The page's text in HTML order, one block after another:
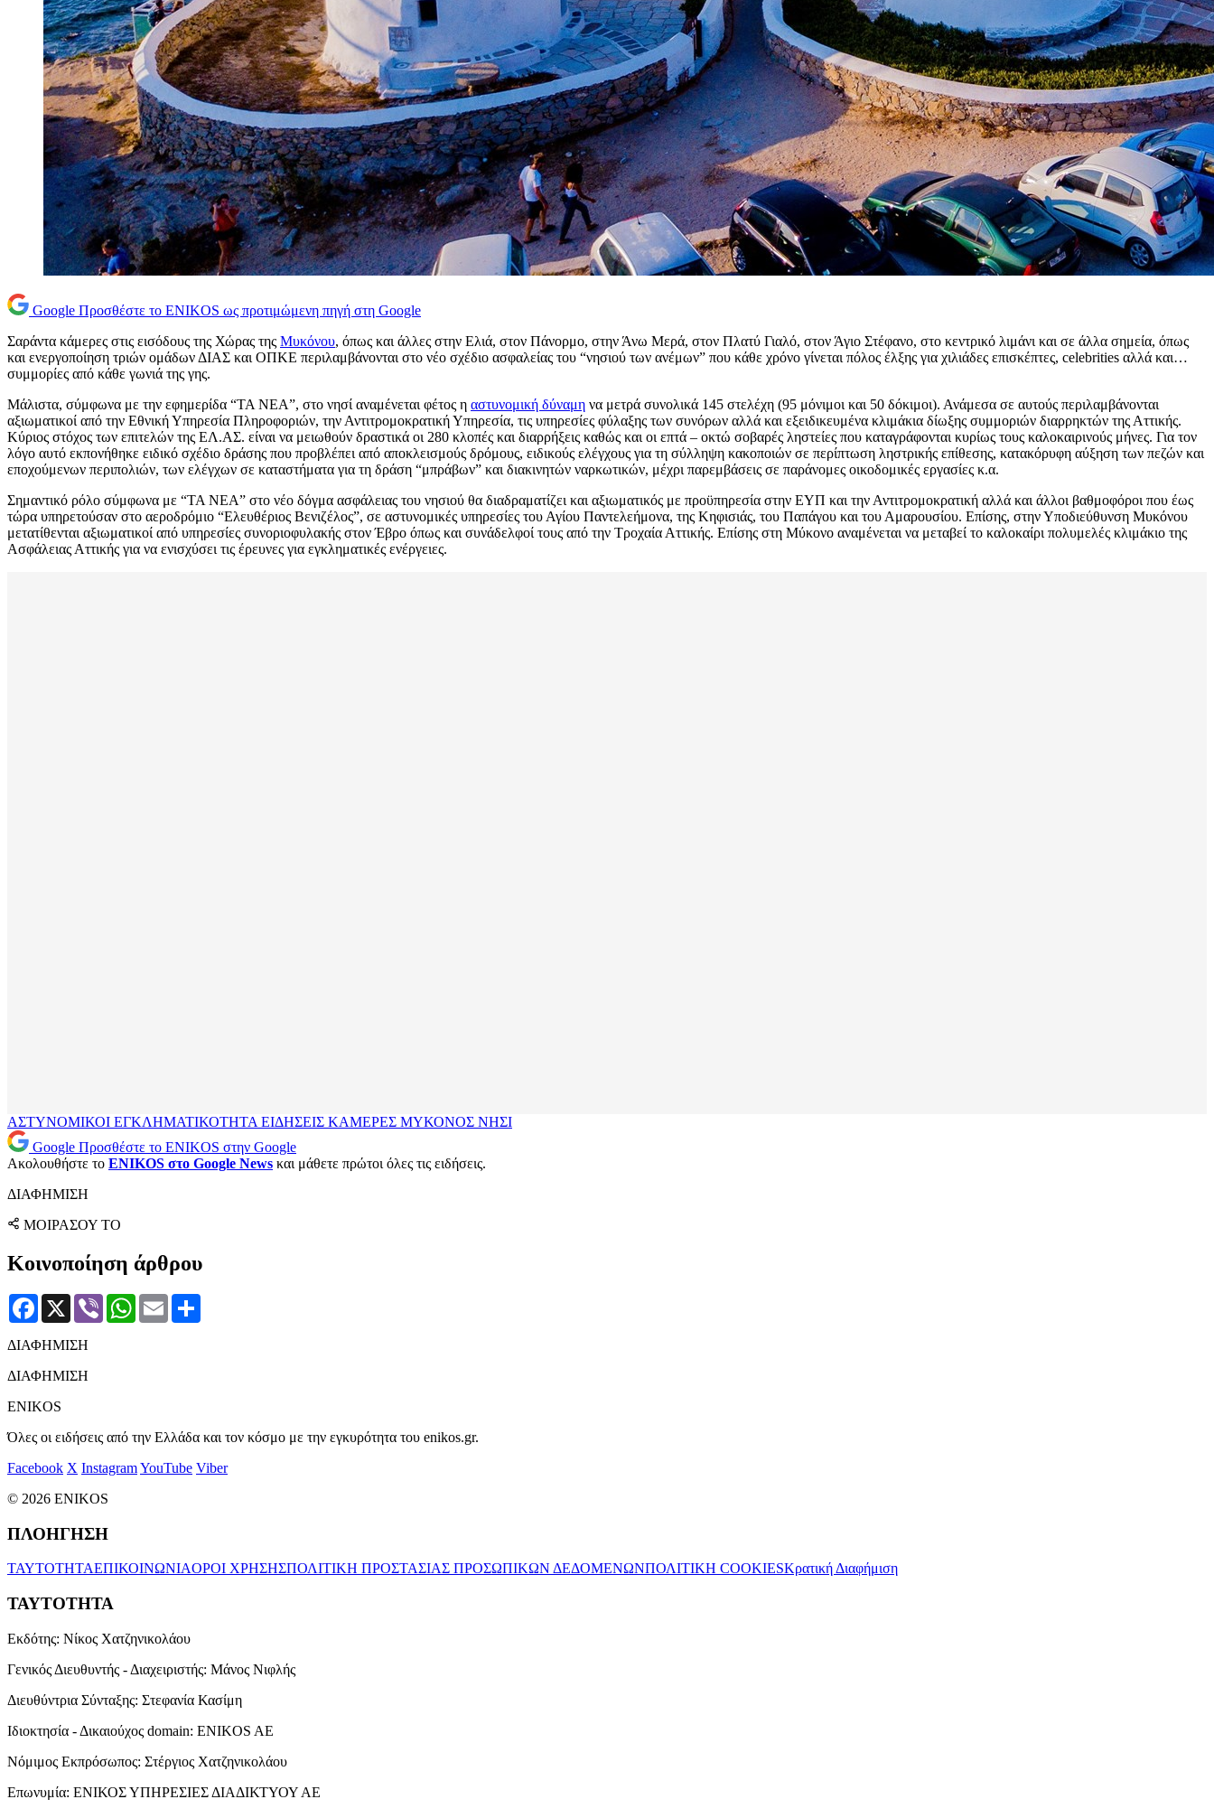
Google Προσθέστε το ENIKOS ως προτιμώμενη πηγή στη Google
Σαράντα κάμερες στις εισόδους της Χώρας της Μυκόνου, όπως και άλλες στην Ελιά, στον Πάνορμο, στην Άνω Μερά, στον Πλατύ Γιαλό, στον Άγιο Στέφανο, στο κεντρικό λιμάνι και σε άλλα σημεία, όπως
και ενεργοποίηση τριών ομάδων ΔΙΑΣ και ΟΠΚΕ περιλαμβάνονται στο νέο σχέδιο ασφαλείας του “νησιού των ανέμων” που κάθε χρόνο γίνεται πόλος έλξης για χιλιάδες επισκέπτες, celebrities αλλά και…
συμμορίες από κάθε γωνιά της γης.
Μάλιστα, σύμφωνα με την εφημερίδα “ΤΑ ΝΕΑ”, στο νησί αναμένεται φέτος η αστυνομική δύναμη να μετρά συνολικά 145 στελέχη (95 μόνιμοι και 50 δόκιμοι). Ανάμεσα σε αυτούς περιλαμβάνονται
αξιωματικοί από την Εθνική Υπηρεσία Πληροφοριών, την Αντιτρομοκρατική Υπηρεσία, τις υπηρεσίες φύλαξης των συνόρων αλλά και εξειδικευμένα κλιμάκια δίωξης συμμοριών διαρρηκτών της Αττικής.
Κύριος στόχος των επιτελών της ΕΛ.ΑΣ. είναι να μειωθούν δραστικά οι 280 κλοπές και διαρρήξεις καθώς και οι επτά – οκτώ σοβαρές ληστείες που καταγράφονται κυρίως τους καλοκαιρινούς μήνες. Για τον
λόγο αυτό εκπονήθηκε ειδικό σχέδιο δράσης που προβλέπει από αποκλεισμούς δρόμους, ειδικούς ελέγχους για τη σύλληψη κακοποιών σε περίπτωση ληστρικής επίθεσης, κατακόρυφη αύξηση των πεζών και
εποχούμενων περιπολιών, των ελέγχων σε καταστήματα για τη δράση “μπράβων” και διακινητών ναρκωτικών, μέχρι παρεμβάσεις σε παράνομες οικοδομικές εργασίες κ.α.
Σημαντικό ρόλο σύμφωνα με “ΤΑ ΝΕΑ” στο νέο δόγμα ασφάλειας του νησιού θα διαδραματίζει και αξιωματικός με προϋπηρεσία στην ΕΥΠ και την Αντιτρομοκρατική αλλά και άλλοι βαθμοφόροι που έως
τώρα υπηρετούσαν στο αεροδρόμιο “Ελευθέριος Βενιζέλος”, σε αστυνομικές υπηρεσίες του Αγίου Παντελεήμονα, της Κηφισιάς, του Παπάγου και του Αμαρουσίου. Επίσης, στην Υποδιεύθυνση Μυκόνου
μετατίθενται αξιωματικοί από υπηρεσίες συνοριοφυλακής στον Έβρο όπως και συνάδελφοί τους από την Τροχαία Αττικής. Επίσης στη Μύκονο αναμένεται να μεταβεί το καλοκαίρι πολυμελές κλιμάκιο της
Ασφάλειας Αττικής για να ενισχύσει τις έρευνες για εγκληματικές ενέργειες.
ΑΣΤΥΝΟΜΙΚΟΙ ΕΓΚΛΗΜΑΤΙΚΟΤΗΤΑ ΕΙΔΗΣΕΙΣ ΚΑΜΕΡΕΣ ΜΥΚΟΝΟΣ ΝΗΣΙ
Google Προσθέστε το ENIKOS στην Google
Ακολουθήστε το ENIKOS στο Google News και μάθετε πρώτοι όλες τις ειδήσεις.
ΔΙΑΦΗΜΙΣΗ
ΜΟΙΡΑΣΟΥ ΤΟ
Κοινοποίηση άρθρου
Facebook
X Viber WhatsApp
Email
ΔΙΑΦΗΜΙΣΗ
ΔΙΑΦΗΜΙΣΗ
ENIKOS
Όλες οι ειδήσεις από την Ελλάδα και τον κόσμο με την εγκυρότητα του enikos.gr.
Facebook X InstagramYouTube Viber
© 2026 ENIKOS
ΠΛΟΗΓΗΣΗ
ΤΑΥΤΟΤΗΤΑΕΠΙΚΟΙΝΩΝΙΑΟΡΟΙ ΧΡΗΣΗΣΠΟΛΙΤΙΚΗ ΠΡΟΣΤΑΣΙΑΣ ΠΡΟΣΩΠΙΚΩΝ ΔΕΔΟΜΕΝΩΝΠΟΛΙΤΙΚΗ COOKIESΚρατική Διαφήμιση
ΤΑΥΤΟΤΗΤΑ
Εκδότης: Νίκος Χατζηνικολάου
Γενικός Διευθυντής - Διαχειριστής: Μάνος Νιφλής
Διευθύντρια Σύνταξης: Στεφανία Κασίμη
Ιδιοκτησία - Δικαιούχος domain: ENIKOS AE
Νόμιμος Εκπρόσωπος: Στέργιος Χατζηνικολάου
Επωνυμία: ΕΝΙΚΟΣ ΥΠΗΡΕΣΙΕΣ ΔΙΑΔΙΚΤΥΟΥ ΑΕ